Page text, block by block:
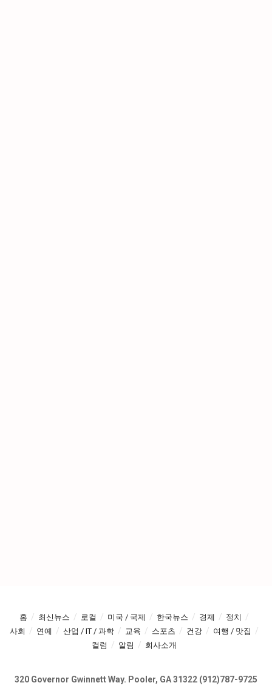
홈 최신뉴스 로컬 미국 / 국제 한국뉴스 경제
정치
사회
연예 산업 / IT / 과학 교육 스포츠 건강
여행 / 맛집
컬럼
알림 회사소개
320 Governor Gwinnett Way. Pooler, GA 31322 (912)787-9725